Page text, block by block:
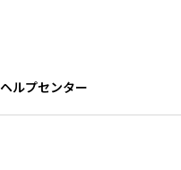
ヘルプセンター